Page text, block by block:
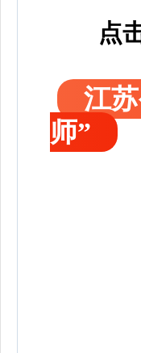
点
江
师”